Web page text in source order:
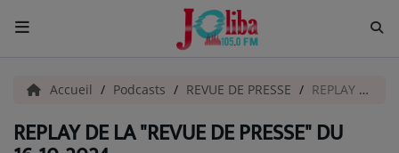
ACCUEIL
Pour Vous
Accueil Podcasts REVUE DE PRESSE REPLAY DE LA "REVUE DE PRESSE" DU 16-10-2024
REPLAY DE LA "REVUE DE PRESSE" DU